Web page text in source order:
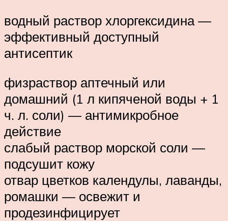
водный раствор хлоргексидина —
эффективный доступный
антисептик
физраствор аптечный или
домашний (1 л кипяченой воды + 1
ч. л. соли) — антимикробное
действие
слабый раствор морской соли —
подсушит кожу
отвар цветков календулы, лаванды,
ромашки — освежит и
продезинфицирует